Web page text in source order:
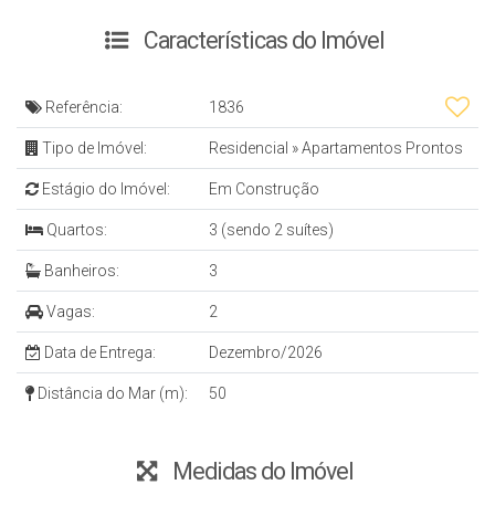
Características do Imóvel
Referência: 1836
Tipo de Imóvel: Residencial »Apartamentos Prontos
Estágio do Imóvel: Em Construção
Quartos: 3 (sendo 2 suítes)
Banheiros: 3
Vagas: 2
Data de Entrega: Dezembro/2026
Distância do Mar (m): 50
Medidas do Imóvel